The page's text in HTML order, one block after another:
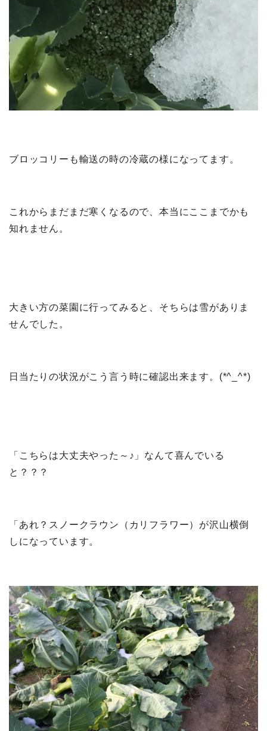
ブロッコリーも輸送の時の冷蔵の様になってます。
これからまだまだ寒くなるので、本当にここまでかも
知れません。
大きい方の菜園に行ってみると、そちらは雪がありま
せんでした。
日当たりの状況がこう言う時に確認出来ます。(*^_^*)
「こちらは大丈夫やった～♪」なんて喜んでいる
と？？？
「あれ？スノークラウン（カリフラワー）が沢山横倒
しになっています。